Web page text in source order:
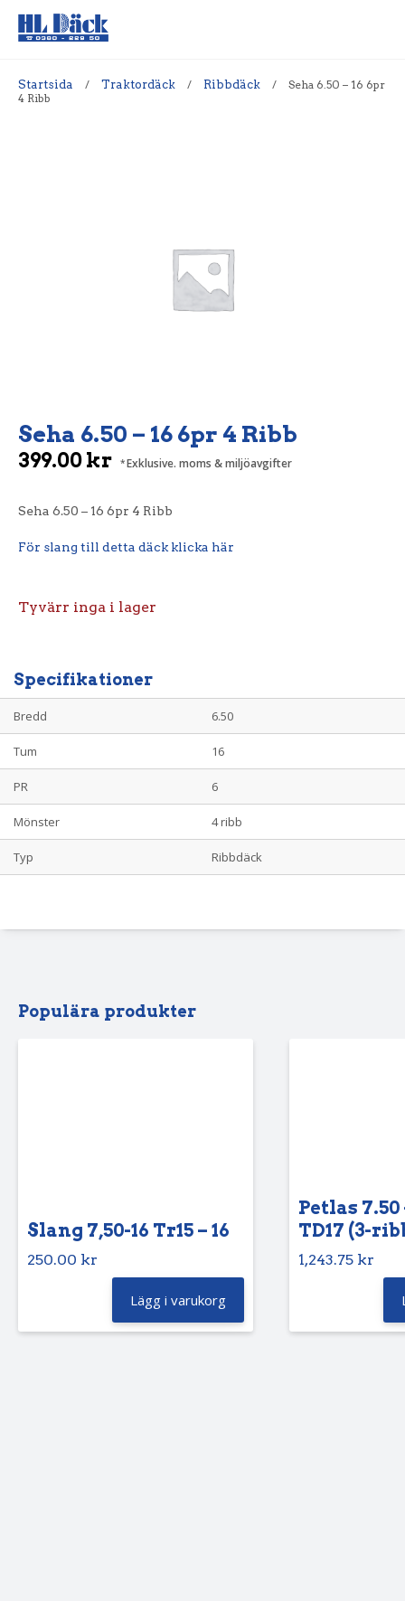
Startsida / Traktordäck / Ribbdäck /
Seha 6.50 – 16 6pr
4 Ribb
Seha 6.50 – 16 6pr 4 Ribb
399.00kr Exklusive. moms & miljöavgifter
Seha 6.50 – 16 6pr 4 Ribb
För slang till detta däck klicka här
Tyvärr inga i lager
Specifikationer
Bredd 6.50
Tum 16
PR 6
Mönster 4 ribb
Typ Ribbdäck
Populära produkter
Slang 7,50-16 Tr15 – 16
250.00 kr
Lägg i varukorg
Petlas 7.50
TD17 (3-
1,243.75 kr